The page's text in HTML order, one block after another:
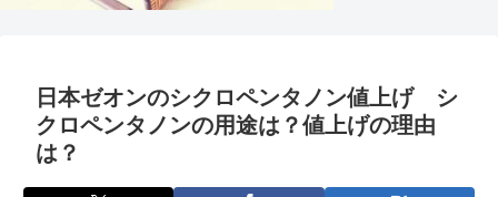
日本ゼオンのシクロペンタノン値上げ シ
クロペンタノンの用途は？値上げの理由
は？